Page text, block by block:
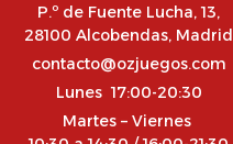
P.º de Fuente Lucha, 13,
28100 Alcobendas, Madrid
contacto@ozjuegos.com
Lunes 17:00-20:30
Martes – Viernes